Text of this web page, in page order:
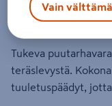
Tuotenumero
Tukeva
teräslevystä.
tuuletuspäädyt,
Vain